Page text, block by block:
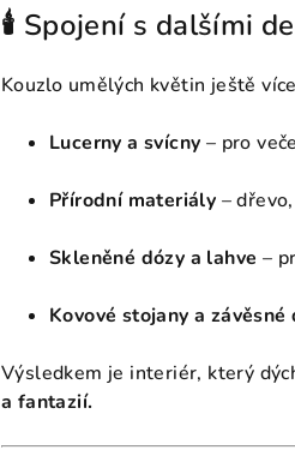
🕯 Spojení s dalšími
Kouzlo umělých květin ještě
Lucerny a svícny – pro
Přírodní materiály –
Skleněné dózy a lahve –
Kovové stojany a závěsné
Výsledkem je interiér, který
a fantazií.